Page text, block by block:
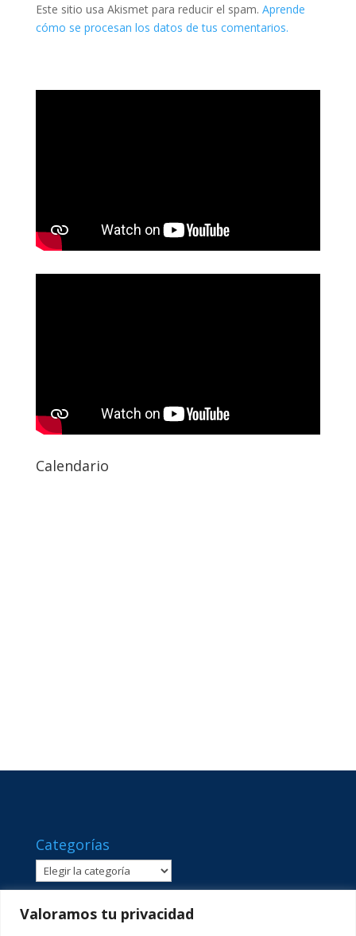
Valoramos tu privacidad
Este sitio usa Akismet para reducir el spam. Aprende
cómo se procesan los datos de tus comentarios.
Calendario
Categorías
Categorías